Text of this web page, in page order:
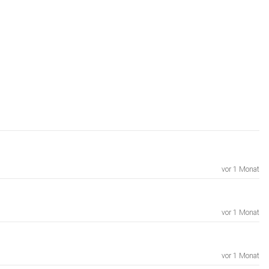
vor 1 Monat
vor 1 Monat
vor 1 Monat